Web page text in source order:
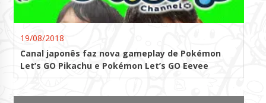
19/08/2018
Canal japonês faz nova gameplay de Pokémon
Let’s GO Pikachu e Pokémon Let’s GO Eevee